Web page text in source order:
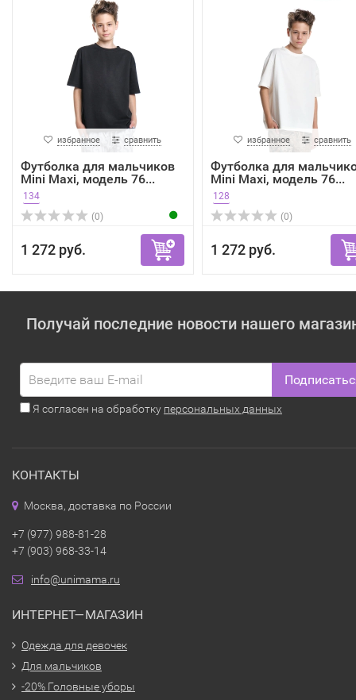
избранное сравнить
Футболка для мальчиков
Mini Maxi, модель 76...
134
(0)
1 272 руб.
избранное сравнить
Футболка для
Mini Maxi, модель 76...
128
(0)
1 272 руб.
Получай последние новости нашего
Я согласен на обработку персональных данных
КОНТАКТЫ
Москва, доставка по России
+7 (977) 988-81-28
+7 (903) 968-33-14
info@unimama.ru
ИНТЕРНЕТ—МАГАЗИН
Одежда для девочек
Для мальчиков
-20% Головные уборы